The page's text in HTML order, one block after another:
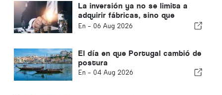
La inversión ya no se limita a
adquirir fábricas, sino que
también adquiere
En - 06 Aug 2026
El día en que Portugal cambió de
postura
En - 04 Aug 2026